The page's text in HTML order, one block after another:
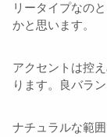
リータイプなのと
かと思います。
アクセントは控
ります。良バラ
ナチュラルな範囲